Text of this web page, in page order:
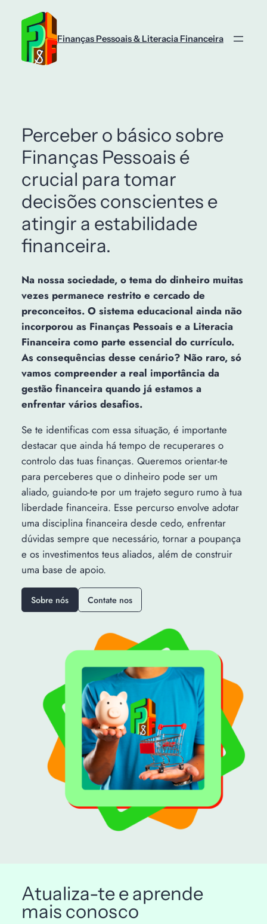
Finanças Pessoais & Literacia Financeira
Perceber o básico sobre
Finanças Pessoais é
crucial para tomar
decisões conscientes e
atingir a estabilidade
financeira.
Na nossa sociedade, o tema do dinheiro muitas
vezes permanece restrito e cercado de
preconceitos. O sistema educacional ainda não
incorporou as Finanças Pessoais e a Literacia
Financeira como parte essencial do currículo.
As consequências desse cenário? Não raro, só
vamos compreender a real importância da
gestão financeira quando já estamos a
enfrentar vários desafios.
Se te identificas com essa situação, é importante
destacar que ainda há tempo de recuperares o
controlo das tuas finanças. Queremos orientar-te
para perceberes que o dinheiro pode ser um
aliado, guiando-te por um trajeto seguro rumo à tua
liberdade financeira. Esse percurso envolve adotar
uma disciplina financeira desde cedo, enfrentar
dúvidas sempre que necessário, tornar a poupança
e os investimentos teus aliados, além de construir
uma base de apoio.
Sobre nós Contate nos
Atualiza-te e aprende
mais conosco